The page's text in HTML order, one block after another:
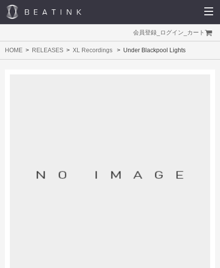
会員登録 ログイン カート
HOME RELEASES XL Recordings Under Blackpool Lights